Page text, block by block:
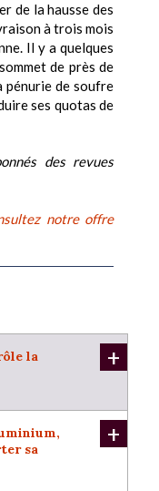
de la hausse des
à trois mois
Il y a quelques
de près de
pénurie de soufre
ses quotas de
des revues
notre offre
la
+
sa
+